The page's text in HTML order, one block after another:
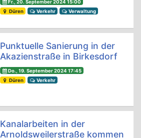
Fr., 20. September 2024 15:00
Düren
Verkehr Verwaltung
Punktuelle Sanierung in der
Akazienstraße in Birkesdorf
Do., 19. September 2024 17:45
Düren
Verkehr
Kanalarbeiten in der
Arnoldsweilerstraße kommen